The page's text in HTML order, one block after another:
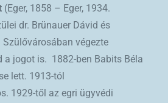
(Eger, 1858 – Eger, 1934.
dr. Brünauer Dávid és
Szülővárosában végezte
a jogot is. 1882-ben Babits Béla
lett. 1913-tól
1929-től az egri ügyvédi